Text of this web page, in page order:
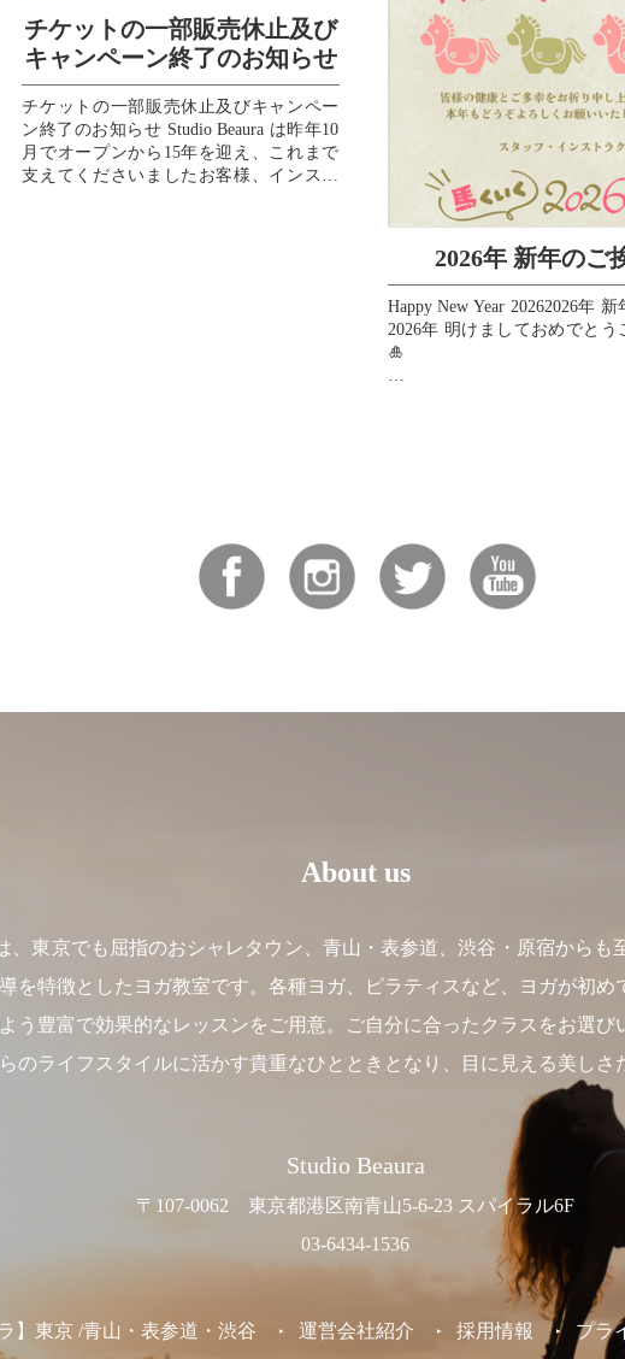
チケットの一部販売休止及び
キャンペーン終了のお知らせ
チケットの一部販売休止及びキャンペー
ン終了のお知らせ Studio Beaura は昨年10
月でオープンから15年を迎え、これまで
支えてくださいましたお客様、インスト
2026年 新年のご
Happy New Year 20262026年
2026年 明けましておめでとう
🎍
About us
、東京でも屈指のおシャレタウン、青山・表参道、渋谷・原宿から
を特徴としたヨガ教室です。各種ヨガ、ピラティスなど、ヨガが初
う豊富で効果的なレッスンをご用意。ご自分に合ったクラスをお選
のライフスタイルに活かす貴重なひとときとなり、目に見える美し
Studio Beaura
〒107-0062 東京都港区南青山5-6-23 スパイラル6F
03-6434-1536
】東京 /青山・表参道・渋谷 運営会社紹介 採用情報 プラ